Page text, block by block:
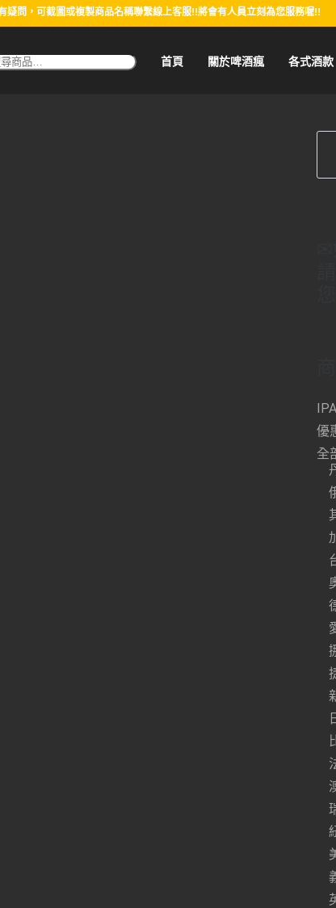
疑問，可截圖或複製商品名稱聯繫線上客服!!將會有人員立刻為您服務喔!!
搜
尋：
首頁 關於啤酒瘋 各式酒款
優
全